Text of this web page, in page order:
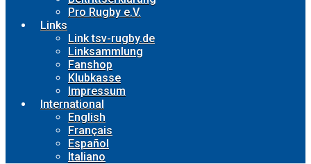
Pro Rugby e.V.
Links
Link tsv-rugby.de
Linksammlung
Fanshop
Klubkasse
Impressum
International
English
Français
Español
Italiano